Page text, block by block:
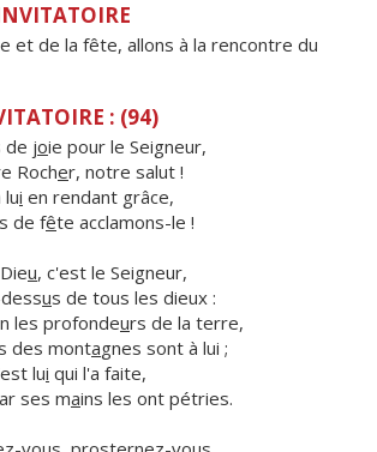
et de la fête, allons à la rencontre du
: (94)
de joie pour le Seigneur,
Rocher, notre salut !
lui en rendant grâce,
de fête acclamons-le !
u, c'est le Seigneur,
us de tous les dieux :
les profondeurs de la terre,
des montagnes sont à lui ;
lui qui l'a faite,
ses mains les ont pétries.